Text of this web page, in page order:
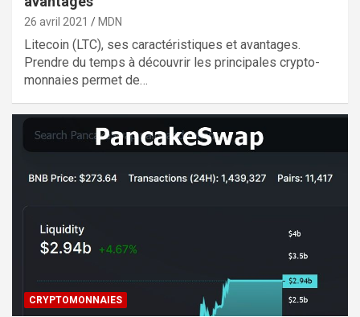
26 avril 2021 MDN
Litecoin (LTC), ses caractéristiques et avantages.
Prendre du temps à découvrir les principales crypto-
monnaies permet de…
CRYPTOMONNAIES